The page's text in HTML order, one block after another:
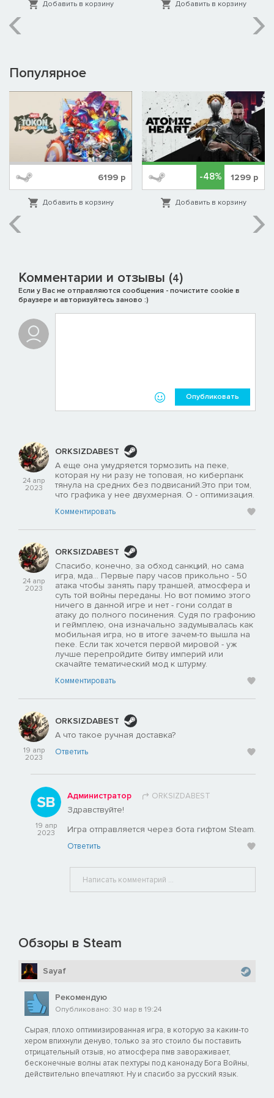
Добавить в корзину Добавить в корзину
Популярное
6199 р
Добавить в корзину
-48% 1299 р
Добавить в корзину
Комментарии и отзывы (4)
Если у Вас не отправляются сообщения - почистите cookie в
браузере и авторизуйтесь заново :)
Опубликовать
24 апр
2023
ORKSIZDABEST
А еще она умудряется тормозить на пеке,
которая ну ни разу не топовая, но киберпанк
тянула на средних без подвисаний.Это при том,
что графика у нее двухмерная. О - оптимизация.
Комментировать
24 апр
2023
ORKSIZDABEST
Спасибо, конечно, за обход санкций, но сама
игра, мда... Первые пару часов прикольно - 50
атака чтобы занять пару траншей, атмосфера и
суть той войны переданы. Но вот помимо этого
ничего в данной игре и нет - гони солдат в
атаку до полного посинения. Судя по графонию
и геймплею, она изначально задумывалась как
мобильная игра, но в итоге зачем-то вышла на
пеке. Если так хочется первой мировой - уж
лучше перепройдите битву империй или
скачайте тематический мод к штурму.
Комментировать
19 апр
2023
ORKSIZDABEST
А что такое ручная доставка?
Ответить
19 апр
2023
Администратор ORKSIZDABEST
Здравствуйте!
Игра отправляется через бота гифтом Steam.
Ответить
Обзоры в Steam
Sayaf
Рекомендую
Опубликовано: 30 мар в 19:24
Сырая, плохо оптимизированная игра, в которую за каким-то
хером впихнули денуво, только за это стоило бы поставить
отрицательный отзыв, но атмосфера пмв завораживает,
бесконечные волны атак пехтуры под канонаду Бога Войны,
действительно впечатляют. Ну и спасибо за русский язык.